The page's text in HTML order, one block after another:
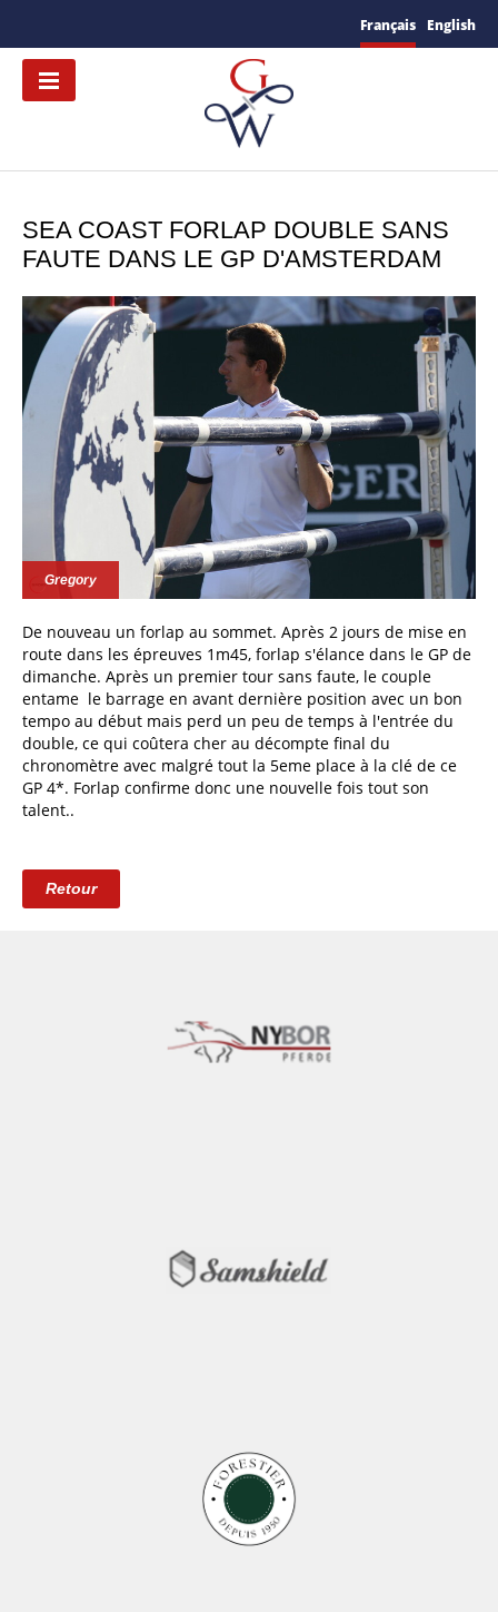
Français English
SEA COAST FORLAP DOUBLE SANS
FAUTE DANS LE GP D'AMSTERDAM
Gregory
De nouveau un forlap au sommet. Après 2 jours de mise en
route dans les épreuves 1m45, forlap s'élance dans le GP de
dimanche. Après un premier tour sans faute, le couple
entame le barrage en avant dernière position avec un bon
tempo au début mais perd un peu de temps à l'entrée du
double, ce qui coûtera cher au décompte final du
chronomètre avec malgré tout la 5eme place à la clé de ce
GP 4*. Forlap confirme donc une nouvelle fois tout son
talent..
Retour